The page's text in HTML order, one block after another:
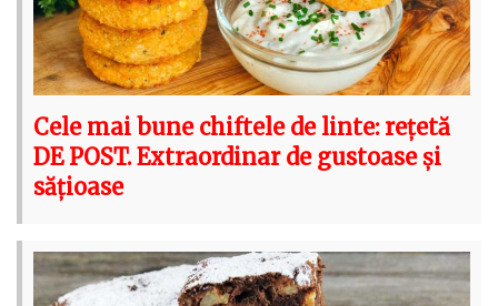
Cele mai bune chiftele de linte: rețetă
DE POST. Extraordinar de gustoase și
sățioase